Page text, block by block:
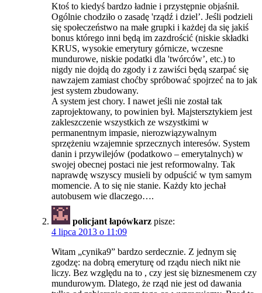
Ktoś to kiedyś bardzo ładnie i przystępnie objaśnił.
Ogólnie chodziło o zasadę 'rządź i dziel’. Jeśli podzieli
się społeczeństwo na małe grupki i każdej da się jakiś
bonus którego inni będą im zazdrościć (niskie składki
KRUS, wysokie emerytury górnicze, wczesne
mundurowe, niskie podatki dla 'twórców’, etc.) to
nigdy nie dojdą do zgody i z zawiści będą szarpać się
nawzajem zamiast choćby spróbować spojrzeć na to jak
jest system zbudowany.
A system jest chory. I nawet jeśli nie został tak
zaprojektowany, to powinien był. Majstersztykiem jest
zakleszczenie wszystkich ze wszystkimi w
permanentnym impasie, nierozwiązywalnym
sprzężeniu wzajemnie sprzecznych interesów. System
danin i przywilejów (podatkowo – emerytalnych) w
swojej obecnej postaci nie jest reformowalny. Tak
naprawdę wszyscy musieli by odpuścić w tym samym
momencie. A to się nie stanie. Każdy kto jechał
autobusem wie dlaczego….
policjant łapówkarz pisze:
4 lipca 2013 o 11:09
Witam „cynika9” bardzo serdecznie. Z jednym się
zgodzę: na dobrą emeryturę od rządu niech nikt nie
liczy. Bez względu na to , czy jest się biznesmenem czy
mundurowym. Dlatego, że rząd nie jest od dawania